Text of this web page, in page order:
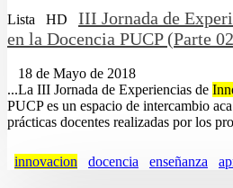
Lista HD III Jornada de
en la Docencia PUCP (Parte
18 de Mayo de 2018
...La III Jornada de Experiencias de
PUCP es un espacio de intercambio
prácticas docentes realizadas por los
innovacion docencia enseñanza